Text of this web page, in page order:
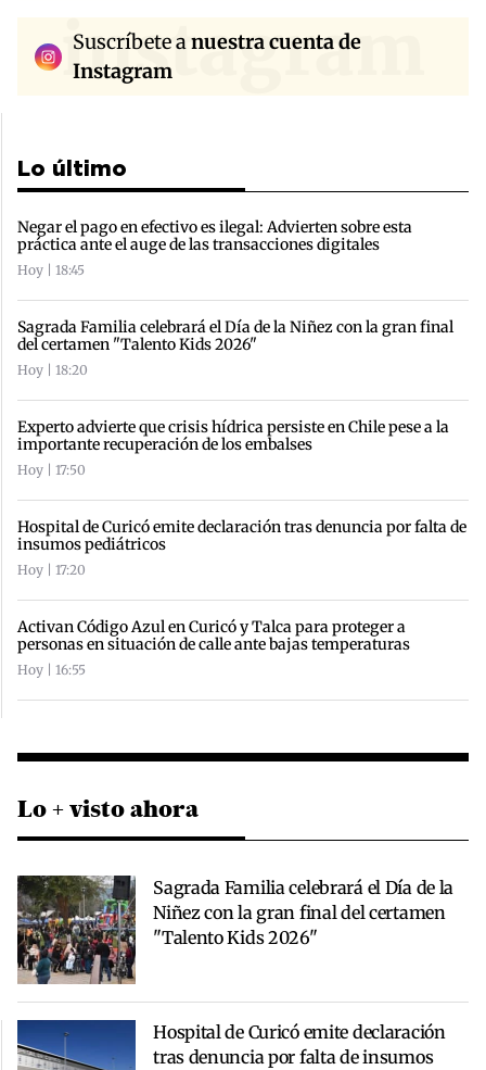
instagram
Suscríbete anuestra cuenta de
Instagram
Lo último
Negar el pago en efectivo es ilegal: Advierten sobre esta
práctica ante el auge de las transacciones digitales
Hoy | 18:45
Sagrada Familia celebrará el Día de la Niñez con la gran final
del certamen "Talento Kids 2026"
Hoy | 18:20
Experto advierte que crisis hídrica persiste en Chile pese a la
importante recuperación de los embalses
Hoy | 17:50
Hospital de Curicó emite declaración tras denuncia por falta de
insumos pediátricos
Hoy | 17:20
Activan Código Azul en Curicó y Talca para proteger a
personas en situación de calle ante bajas temperaturas
Hoy | 16:55
Lo + visto ahora
Sagrada Familia celebrará el Día de la
Niñez con la gran final del certamen
"Talento Kids 2026"
Hospital de Curicó emite declaración
tras denuncia por falta de insumos